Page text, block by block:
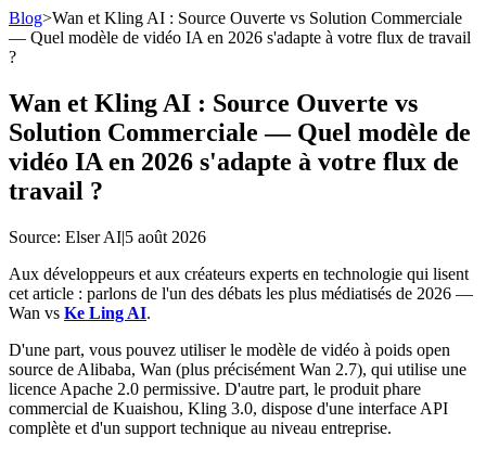
Blog>Wan et Kling AI : Source Ouverte vs Solution Commerciale
— Quel modèle de vidéo IA en 2026 s'adapte à votre flux de travail
?
Wan et Kling AI : Source Ouverte vs
Solution Commerciale — Quel modèle de
vidéo IA en 2026 s'adapte à votre flux de
travail ?
Source: Elser AI|5 août 2026
Aux développeurs et aux créateurs experts en technologie qui lisent
cet article : parlons de l'un des débats les plus médiatisés de 2026 —
Wan vs Ke Ling AI.
D'une part, vous pouvez utiliser le modèle de vidéo à poids open
source de Alibaba, Wan (plus précisément Wan 2.7), qui utilise une
licence Apache 2.0 permissive. D'autre part, le produit phare
commercial de Kuaishou, Kling 3.0, dispose d'une interface API
complète et d'un support technique au niveau entreprise.